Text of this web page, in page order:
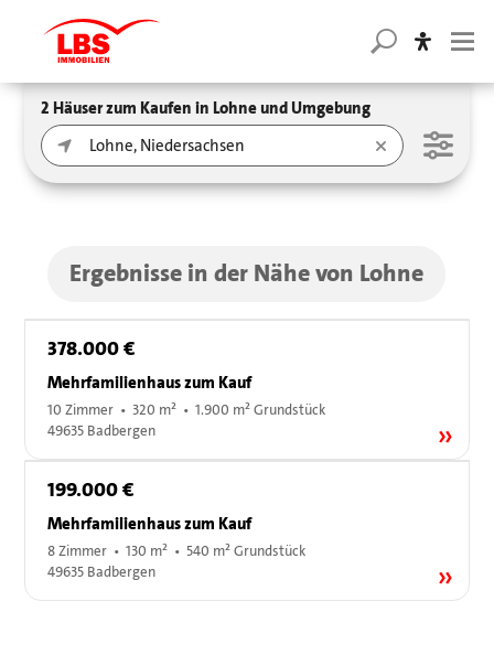
2 Häuser zum Kaufen in Lohne und Umgebung
Ergebnisse in der Nähe von Lohne
378.000 €
Mehrfamilienhaus zum Kauf
10 Zimmer • 320 m² • 1.900 m² Grundstück
49635 Badbergen
199.000 €
Mehrfamilienhaus zum Kauf
8 Zimmer • 130 m² • 540 m² Grundstück
49635 Badbergen